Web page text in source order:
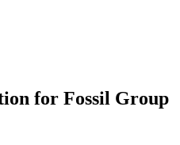
for Fossil Group